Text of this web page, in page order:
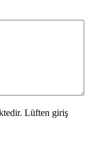
Lüften giriş